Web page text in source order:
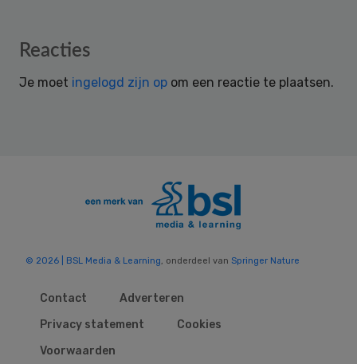
Reader
Reacties
Je moet ingelogd zijn op om een reactie te plaatsen.
© 2026 | BSL Media & Learning, onderdeel van Springer Nature
Contact
Adverteren
Privacy statement
Cookies
Voorwaarden